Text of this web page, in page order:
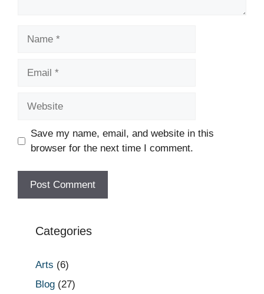
Save my name, email, and website in this
browser for the next time I comment.
Categories
Arts (6)
Blog (27)